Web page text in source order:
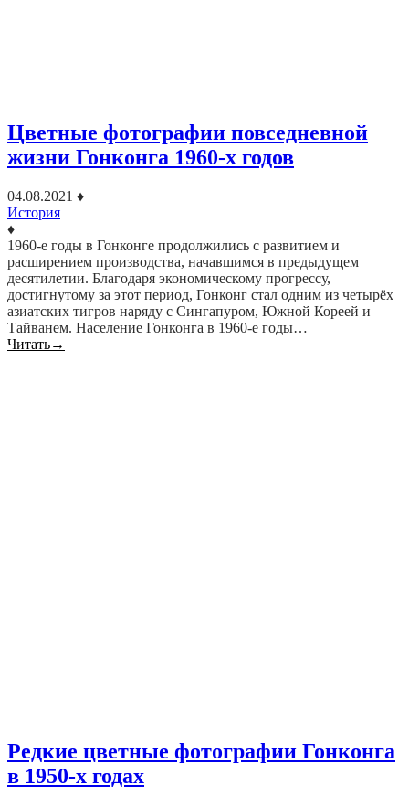
Цветные фотографии повседневной
жизни Гонконга 1960-х годов
04.08.2021 ♦
История
♦
1960-е годы в Гонконге продолжились с развитием и
расширением производства, начавшимся в предыдущем
десятилетии. Благодаря экономическому прогрессу,
достигнутому за этот период, Гонконг стал одним из четырёх
азиатских тигров наряду с Сингапуром, Южной Кореей и
Тайванем. Население Гонконга в 1960-е годы…
Читать→
Редкие цветные фотографии Гонконга
в 1950-х годах